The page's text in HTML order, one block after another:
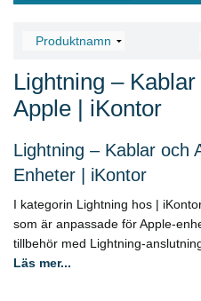
Lightning –
Apple | iKontor
Lightning – Kablar och
Enheter | iKontor
I kategorin Lightning hos |
som är anpassade för Apple-
tillbehör med Lightning-
Läs mer...